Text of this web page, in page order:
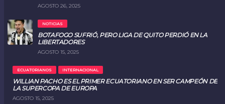
AGOSTO 26, 2025
NOTICIAS
BOTAFOGO SUFRIÓ, PERO LIGA DE QUITO PERDIÓ EN LA
LIBERTADORES
AGOSTO 15, 2025
ECUATORIANOS INTERNACIONAL
WILLIAN PACHO ES EL PRIMER ECUATORIANO EN SER CAMPEÓN DE
LA SUPERCOPA DE EUROPA
AGOSTO 15, 2025